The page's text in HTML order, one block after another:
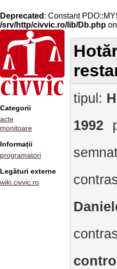
Deprecated : Constant
/srv/http/civvic.ro/lib/Db.php
Categorii
acte
monitoare
Informații
programatori
Legături externe
wiki.civvic.ro
tipul:
1992